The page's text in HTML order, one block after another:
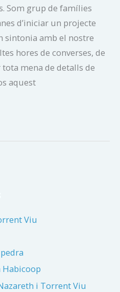
Som grup de famílies
d’iniciar un projecte
sintonia amb el nostre
hores de converses, de
mena de detalls de
aquest
Viu
Habicoop
i Torrent Viu